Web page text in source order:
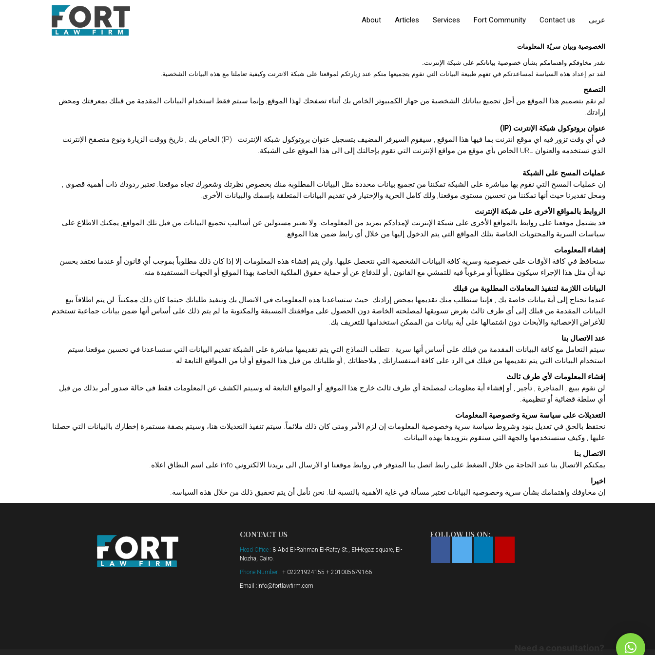
About Articles Services Fort Community Contact us عربى
الخصوصية وبيان سريّة المعلومات
نقدر مخاوفكم واهتمامكم بشأن خصوصية بياناتكم على شبكة الإنترنت.
لقد تم إعداد هذه السياسة لمساعدتكم في تفهم طبيعة البيانات التي نقوم بتجميعها منكم عند زيارتكم لموقعنا على شبكة الانترنت وكيفية تعاملنا مع هذه البيانات الشخصية.
التصفح
لم نقم بتصميم هذا الموقع من أجل تجميع بياناتك الشخصية من جهاز الكمبيوتر الخاص بك أثناء تصفحك لهذا الموقع, وإنما سيتم فقط استخدام البيانات المقدمة من قبلك بمعرفتك ومحض
إرادتك.
عنوان بروتوكول شبكة الإنترنت (IP)
في أي وقت تزور فيه اي موقع انترنت بما فيها هذا الموقع , سيقوم السيرفر المضيف بتسجيل عنوان بروتوكول شبكة الإنترنت (IP) الخاص بك , تاريخ ووقت الزيارة ونوع متصفح الإنترنت
الذي تستخدمه والعنوان URL الخاص بأي موقع من مواقع الإنترنت التي تقوم بإحالتك إلى الى هذا الموقع على الشبكة.
عمليات المسح على الشبكة
إن عمليات المسح التي نقوم بها مباشرة على الشبكة تمكننا من تجميع بيانات محددة مثل البيانات المطلوبة منك بخصوص نظرتك وشعورك تجاه موقعنا. تعتبر ردودك ذات أهمية قصوى ,
ومحل تقديرنا حيث أنها تمكننا من تحسين مستوى موقعنا, ولك كامل الحرية والإختيار في تقديم البيانات المتعلقة بإسمك والبيانات الأخرى.
الروابط بالمواقع الأخرى على شبكة الإنترنت
قد يشتمل موقعنا على روابط بالمواقع الأخرى على شبكة الإنترنت لإمدادكم بمزيد من المعلومات. ولا نعتبر مسئولين عن أساليب تجميع البيانات من قبل تلك المواقع, يمكنك الاطلاع على
سياسات السرية والمحتويات الخاصة بتلك المواقع التي يتم الدخول إليها من خلال أي رابط ضمن هذا الموقع.
إفشاء المعلومات
سنحافظ في كافة الأوقات على خصوصية وسرية كافة البيانات الشخصية التي نتحصل عليها. ولن يتم إفشاء هذه المعلومات إلا إذا كان ذلك مطلوباً بموجب أي قانون أو عندما نعتقد بحسن
نية أن مثل هذا الإجراء سيكون مطلوباً أو مرغوباً فيه للتمشي مع القانون , أو للدفاع عن أو حماية حقوق الملكية الخاصة بهذا الموقع أو الجهات المستفيدة منه.
البيانات اللازمة لتنفيذ المعاملات المطلوبة من قبلك
عندما نحتاج إلى أية بيانات خاصة بك , فإننا سنطلب منك تقديمها بمحض إرادتك. حيث ستساعدنا هذه المعلومات في الاتصال بك وتنفيذ طلباتك حيثما كان ذلك ممكنناً. لن يتم اطلاقاً بيع
البيانات المقدمة من قبلك إلى أي طرف ثالث بغرض تسويقها لمصلحته الخاصة دون الحصول على موافقتك المسبقة والمكتوبة ما لم يتم ذلك على أساس أنها ضمن بيانات جماعية تستخدم
للأغراض الإحصائية والأبحاث دون اشتمالها على أية بيانات من الممكن استخدامها للتعريف بك.
عند الاتصال بنا
سيتم التعامل مع كافة البيانات المقدمة من قبلك على أساس أنها سرية . تتطلب النماذج التي يتم تقديمها مباشرة على الشبكة تقديم البيانات التي ستساعدنا في تحسين موقعنا.سيتم
استخدام البيانات التي يتم تقديمها من قبلك في الرد على كافة استفساراتك , ملاحظاتك , أو طلباتك من قبل هذا الموقع أو أيا من المواقع التابعة له .
إفشاء المعلومات لأي طرف ثالث
لن نقوم ببيع , المتاجرة , تأجير , أو إفشاء أية معلومات لمصلحة أي طرف ثالث خارج هذا الموقع, أو المواقع التابعة له.وسيتم الكشف عن المعلومات فقط في حالة صدور أمر بذلك من قبل
أي سلطة قضائية أو تنظيمية.
التعديلات على سياسة سرية وخصوصية المعلومات
نحتفظ بالحق في تعديل بنود وشروط سياسة سرية وخصوصية المعلومات إن لزم الأمر ومتى كان ذلك ملائماً. سيتم تنفيذ التعديلات هنا، وسيتم بصفة مستمرة إخطارك بالبيانات التي حصلنا
عليها , وكيف سنستخدمها والجهة التي سنقوم بتزويدها بهذه البيانات.
الاتصال بنا
يمكنكم الاتصال بنا عند الحاجة من خلال الضغط على رابط اتصل بنا المتوفر في روابط موقعنا او الارسال الى بريدنا الالكتروني info على اسم النطاق اعلاه.
اخيرا
إن مخاوفك واهتمامك بشأن سرية وخصوصية البيانات تعتبر مسألة في غاية الأهمية بالنسبة لنا. نحن نأمل أن يتم تحقيق ذلك من خلال هذه السياسة.
CONTACT US
Head Office : 8 Abd El-Rahman El-Rafey St., El-Hegaz square, El-
Nozha, Cairo.
Phone Number : + 02221924155 + 201005679166
Email :Info@fortlawfirm.com
FOLLOW US ON: